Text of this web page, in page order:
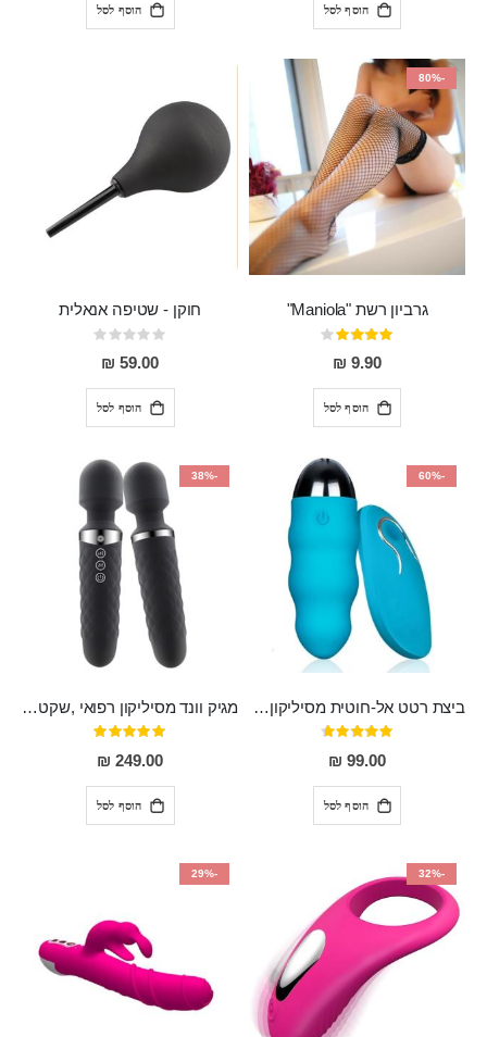
הוסף לסל הוסף לסל
-80%
גרביון רשת "Maniola"
דירוג:
80%
9.90 ₪
הוסף לסל
חוקן - שטיפה אנאלית
Rating:
0%
59.00 ₪
הוסף לסל
-60%
ביצת רטט אל-חוטית מסיליקון רפואי בגודל של 8 ס"מ ורוחב 3 ס"מ בעלת 20 מהירויות שונות "ENKI"
דירוג:
93%
99.00 ₪
הוסף לסל
-38%
מגיק וונד מסיליקון רפואי ,שקט במיוחד, נטען בעל 10 מהירויות שונות "Erna"
דירוג:
100%
249.00 ₪
הוסף לסל
-32%
-29%